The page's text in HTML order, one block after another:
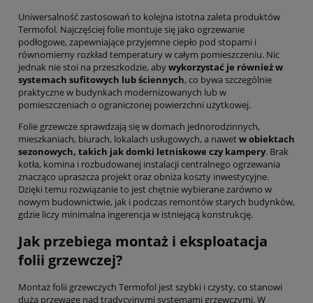
Uniwersalność zastosowań to kolejna istotna zaleta produktów
Termofol. Najczęściej folie montuje się jako ogrzewanie
podłogowe, zapewniające przyjemne ciepło pod stopami i
równomierny rozkład temperatury w całym pomieszczeniu. Nic
jednak nie stoi na przeszkodzie, abywykorzystać je również w
systemach sufitowych lub ściennych, co bywa szczególnie
praktyczne w budynkach modernizowanych lub w
pomieszczeniach o ograniczonej powierzchni użytkowej.
Folie grzewcze sprawdzają się w domach jednorodzinnych,
mieszkaniach, biurach, lokalach usługowych, a nawetw obiektach
sezonowych, takich jak domki letniskowe czy kampery. Brak
kotła, komina i rozbudowanej instalacji centralnego ogrzewania
znacząco upraszcza projekt oraz obniża koszty inwestycyjne.
Dzięki temu rozwiązanie to jest chętnie wybierane zarówno w
nowym budownictwie, jak i podczas remontów starych budynków,
gdzie liczy minimalna ingerencja w istniejącą konstrukcję.
Jak przebiega montaż i eksploatacja
folii grzewczej?
Montaż folii grzewczych Termofol jest szybki i czysty, co stanowi
dużą przewagę nad tradycyjnymi systemami grzewczymi. W